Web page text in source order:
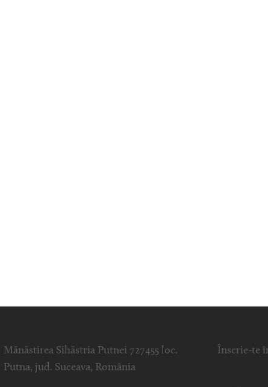
Mănăstirea Sihăstria Putnei 727455 loc.
Putna, jud. Suceava, România
Înscrie-te